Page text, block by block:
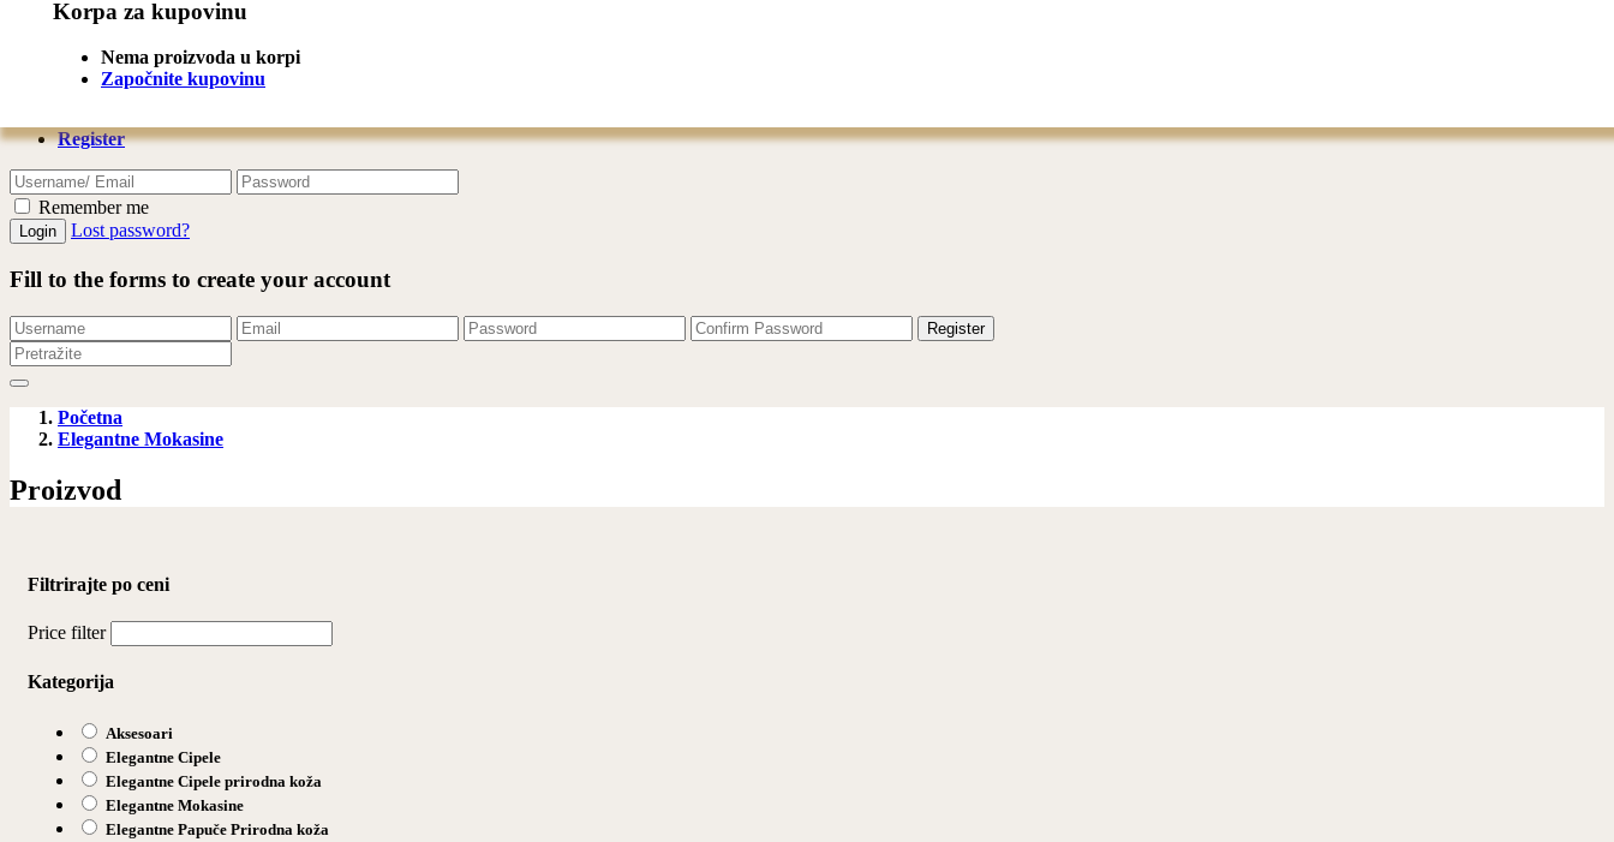
Register
Remember me
Lost password?
Fill to the forms to create your account
Korpa za kupovinu
Nema proizvoda u korpi
Započnite kupovinu
Početna
Elegantne Mokasine
Proizvod
Filtrirajte po ceni
Price filter
Kategorija
Aksesoari
Elegantne Cipele
Elegantne Cipele prirodna koža
Elegantne Mokasine
Elegantne Papuče Prirodna koža